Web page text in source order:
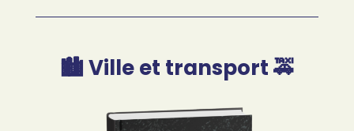
🏙️ Ville et transport 🚕